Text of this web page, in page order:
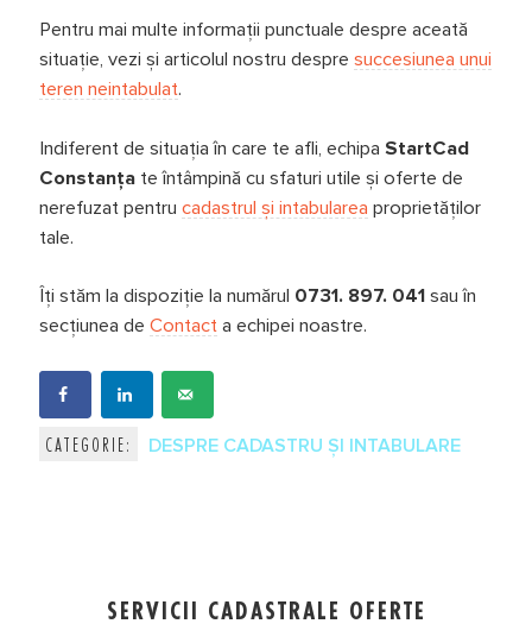
Pentru mai multe informații punctuale despre aceată
situație, vezi și articolul nostru despre succesiunea unui
teren neintabulat.
Indiferent de situația în care te afli, echipa StartCad
Constanțate întâmpină cu sfaturi utile și oferte de
nerefuzat pentru cadastrul și intabularea proprietăților
tale.
Îți stăm la dispoziție la numărul 0731. 897. 041 sau în
secțiunea de Contacta echipei noastre.
CATEGORIE: DESPRE CADASTRU ȘI INTABULARE
SERVICII CADASTRALE OFERTE